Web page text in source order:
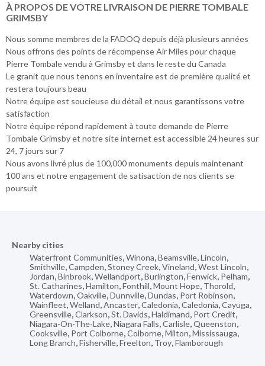
À PROPOS DE VOTRE LIVRAISON DE PIERRE TOMBALE
GRIMSBY
Nous somme membres de la FADOQ depuis déjà plusieurs années
Nous offrons des points de récompense Air Miles pour chaque
Pierre Tombale vendu à Grimsby et dans le reste du Canada
Le granit que nous tenons en inventaire est de première qualité et
restera toujours beau
Notre équipe est soucieuse du détail et nous garantissons votre
satisfaction
Notre équipe répond rapidement à toute demande de Pierre
Tombale Grimsby et notre site internet est accessible 24 heures sur
24, 7 jours sur 7
Nous avons livré plus de 100,000 monuments depuis maintenant
100 ans et notre engagement de satisaction de nos clients se
poursuit
Nearby cities
Waterfront Communities,Winona,Beamsville,Lincoln,
Smithville,Campden,Stoney Creek,Vineland,West Lincoln,
Jordan,Binbrook,Wellandport,Burlington,Fenwick, Pelham,
St. Catharines,Hamilton,Fonthill,Mount Hope, Thorold,
Waterdown,Oakville,Dunnville,Dundas, Port Robinson,
Wainfleet,Welland,Ancaster,Caledonia,Caledonia,Cayuga,
Greensville,Clarkson,St. Davids,Haldimand, Port Credit,
Niagara-On-The-Lake,Niagara Falls,Carlisle,Queenston,
Cooksville, Port Colborne,Colborne,Milton,Mississauga,
Long Branch,Fisherville,Freelton, Troy,Flamborough